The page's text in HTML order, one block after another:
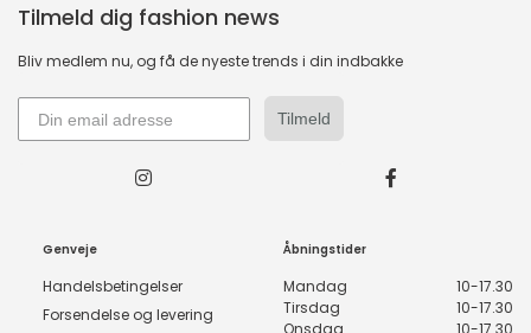
Tilmeld dig fashion news
Bliv medlem nu, og få de nyeste trends i din indbakke
Tilmeld
Genveje
Handelsbetingelser
Forsendelse og levering
Åbningstider
Mandag
10-17.30
Tirsdag
10-17.30
Onsdag
10-17.30